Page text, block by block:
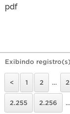
pdf
Exibindo
< 1 2 …
2.255 2.256 …